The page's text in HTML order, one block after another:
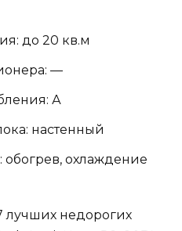
до 20 кв.м
—
А
настенный
охлаждение
лучших недорогих